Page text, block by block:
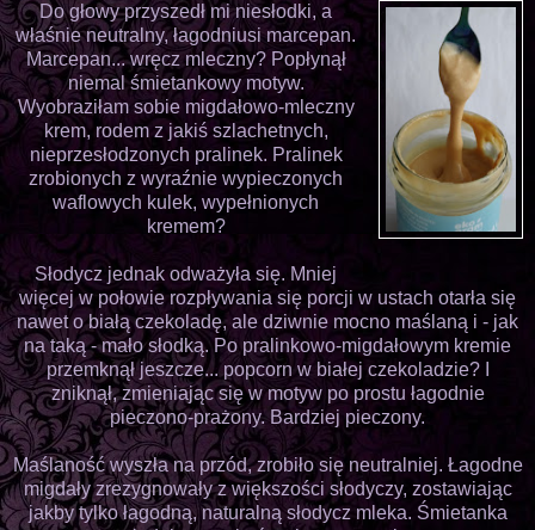
Do głowy przyszedł mi niesłodki, a
właśnie neutralny, łagodniusi marcepan.
Marcepan... wręcz mleczny? Popłynął
niemal śmietankowy motyw.
Wyobraziłam sobie migdałowo-mleczny
krem, rodem z jakiś szlachetnych,
nieprzesłodzonych pralinek. Pralinek
zrobionych z wyraźnie wypieczonych
waflowych kulek, wypełnionych
kremem?
Słodycz jednak odważyła się. Mniej
więcej w połowie rozpływania się porcji w ustach otarła się
nawet o białą czekoladę, ale dziwnie mocno maślaną i - jak
na taką - mało słodką. Po pralinkowo-migdałowym kremie
przemknął jeszcze... popcorn w białej czekoladzie? I
zniknął, zmieniając się w motyw po prostu łagodnie
pieczono-prażony. Bardziej pieczony.
Maślaność wyszła na przód, zrobiło się neutralniej. Łagodne
migdały zrezygnowały z większości słodyczy, zostawiając
jakby tylko łagodną, naturalną słodycz mleka. Śmietanka